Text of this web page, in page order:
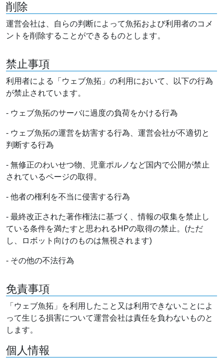
削除
運営会社は、自らの判断によって魚拓および利用者のコメ
ントを削除することができるものとします。
禁止事項
利用者による「ウェブ魚拓」の利用において、以下の行為
が禁止されています。
- ウェブ魚拓のサーバに過度の負荷をかける行為
- ウェブ魚拓の運営を妨害する行為、運営会社が不適切と
判断する行為
- 無修正のわいせつ物、児童ポルノなど国内で公開が禁止
されているページの取得。
- 他者の権利を不当に侵害する行為
- 最終改正された著作権法に基づく、情報の収集を禁止し
ている条件を満たすと思われるHPの取得の禁止。(ただ
し、ロボット向けのものは無視されます)
- その他の不法行為
免責事項
「ウェブ魚拓」を利用したこと又は利用できないことによ
って生じる損害について運営会社は責任を負わないものと
します。
個人情報